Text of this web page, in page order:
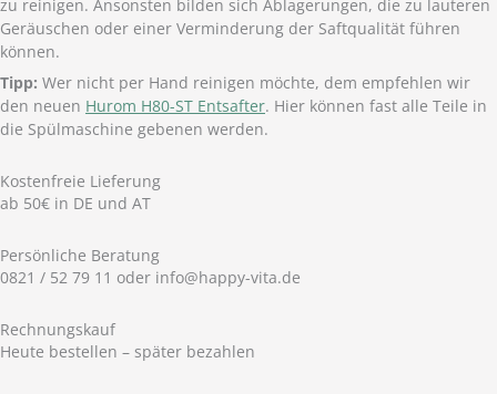
zu reinigen. Ansonsten bilden sich Ablagerungen, die zu lauteren
Geräuschen oder einer Verminderung der Saftqualität führen
können.
Tipp: Wer nicht per Hand reinigen möchte, dem empfehlen wir
den neuen Hurom H80-ST Entsafter. Hier können fast alle Teile in
die Spülmaschine gebenen werden.
Kostenfreie Lieferung
ab 50€ in DE und AT
Persönliche Beratung
0821 / 52 79 11 oder info@happy-vita.de
Rechnungskauf
Heute bestellen – später bezahlen